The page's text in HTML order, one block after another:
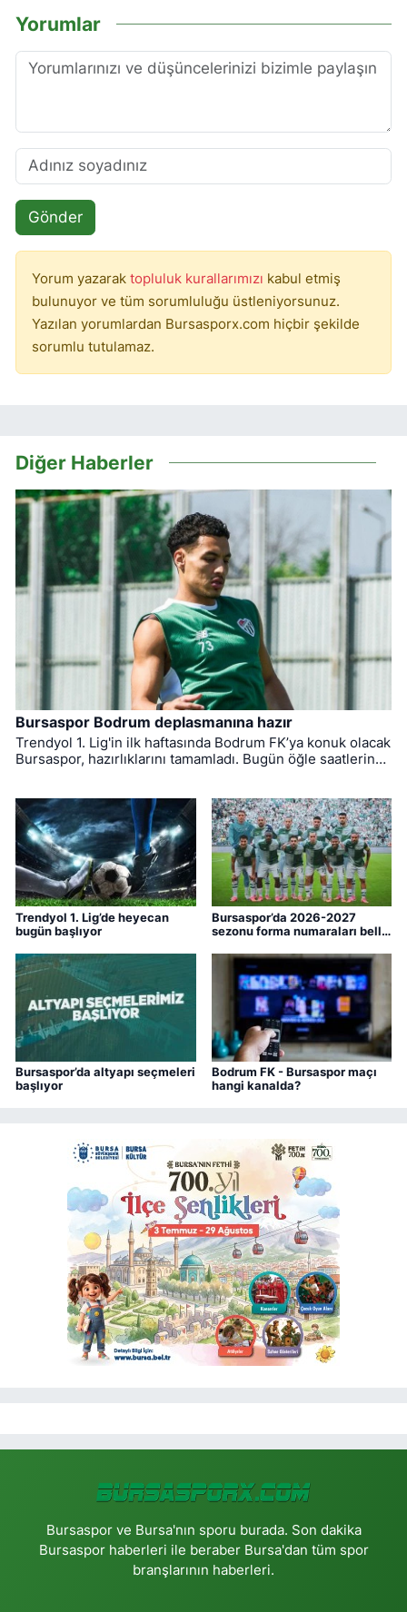
Yorumlar
Gönder
Yorum yazarak topluluk kurallarımızı kabul etmiş
bulunuyor ve tüm sorumluluğu üstleniyorsunuz.
Yazılan yorumlardan Bursasporx.com hiçbir şekilde
sorumlu tutulamaz.
Diğer Haberler
Bursaspor Bodrum deplasmanına hazır
Trendyol 1. Lig'in ilk haftasında Bodrum FK’ya konuk olacak
Bursaspor, hazırlıklarını tamamladı. Bugün öğle saatlerinde
Trendyol 1. Lig’de heyecan
bugün başlıyor
Bursaspor’da 2026-2027
sezonu forma numaraları belli
Bursaspor’da altyapı seçmeleri
başlıyor
Bodrum FK - Bursaspor maçı
hangi kanalda?
Bursaspor ve Bursa'nın sporu burada. Son dakika
Bursaspor haberleri ile beraber Bursa'dan tüm spor
branşlarının haberleri.